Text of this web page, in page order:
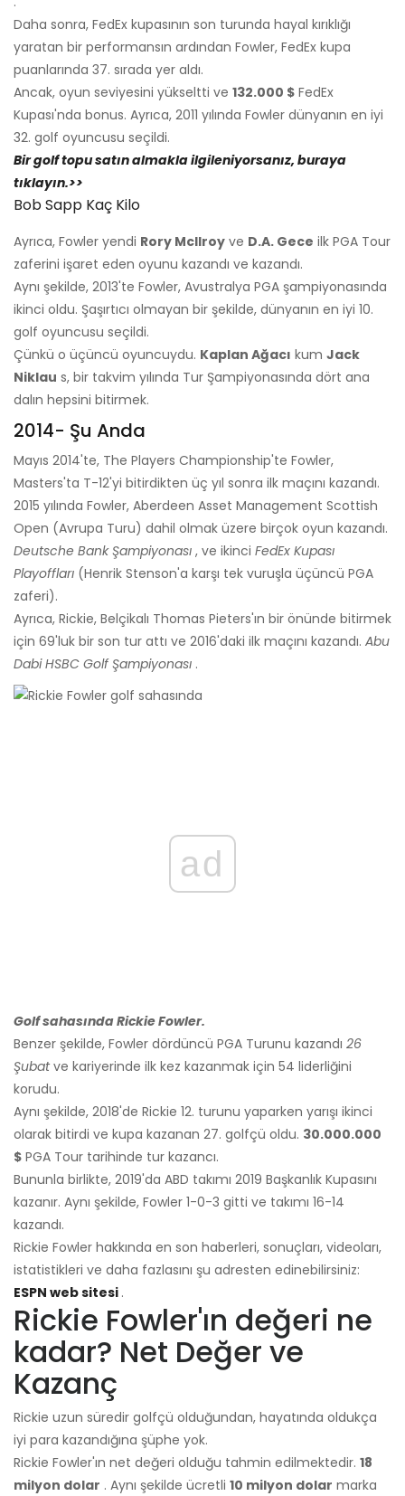
Daha sonra, FedEx kupasının son turunda hayal kırıklığı
yaratan bir performansın ardından Fowler, FedEx kupa
puanlarında 37. sırada yer aldı.
Ancak, oyun seviyesini yükseltti ve 132.000 $ FedEx
Kupası'nda bonus. Ayrıca, 2011 yılında Fowler dünyanın en iyi
32. golf oyuncusu seçildi.
Bir golf topu satın almakla ilgileniyorsanız, buraya
tıklayın.>>
Bob Sapp Kaç Kilo
Ayrıca, Fowler yendi Rory McIlroy ve D.A. Gece ilk PGA Tour
zaferini işaret eden oyunu kazandı ve kazandı.
Aynı şekilde, 2013'te Fowler, Avustralya PGA şampiyonasında
ikinci oldu. Şaşırtıcı olmayan bir şekilde, dünyanın en iyi 10.
golf oyuncusu seçildi.
Çünkü o üçüncü oyuncuydu. Kaplan Ağacı kum Jack
Niklau s, bir takvim yılında Tur Şampiyonasında dört ana
dalın hepsini bitirmek.
2014- Şu Anda
Mayıs 2014'te, The Players Championship'te Fowler,
Masters'ta T-12'yi bitirdikten üç yıl sonra ilk maçını kazandı.
2015 yılında Fowler, Aberdeen Asset Management Scottish
Open (Avrupa Turu) dahil olmak üzere birçok oyun kazandı.
Deutsche Bank Şampiyonası , ve ikinci FedEx Kupası
Playoffları (Henrik Stenson'a karşı tek vuruşla üçüncü PGA
zaferi).
Ayrıca, Rickie, Belçikalı Thomas Pieters'ın bir önünde bitirmek
için 69'luk bir son tur attı ve 2016'daki ilk maçını kazandı. Abu
Dabi HSBC Golf Şampiyonası .
ad
Golf sahasında Rickie Fowler.
Benzer şekilde, Fowler dördüncü PGA Turunu kazandı 26
Şubatve kariyerinde ilk kez kazanmak için 54 liderliğini
korudu.
Aynı şekilde, 2018'de Rickie 12. turunu yaparken yarışı ikinci
olarak bitirdi ve kupa kazanan 27. golfçü oldu. 30.000.000
$ PGA Tour tarihinde tur kazancı.
Bununla birlikte, 2019'da ABD takımı 2019 Başkanlık Kupasını
kazanır. Aynı şekilde, Fowler 1-0-3 gitti ve takımı 16-14
kazandı.
Rickie Fowler hakkında en son haberleri, sonuçları, videoları,
istatistikleri ve daha fazlasını şu adresten edinebilirsiniz:
ESPN web sitesi .
Rickie Fowler'ın değeri ne
kadar? Net Değer ve
Kazanç
Rickie uzun süredir golfçü olduğundan, hayatında oldukça
iyi para kazandığına şüphe yok.
Rickie Fowler'ın net değeri olduğu tahmin edilmektedir. 18
milyon dolar . Aynı şekilde ücretli 10 milyon dolar marka